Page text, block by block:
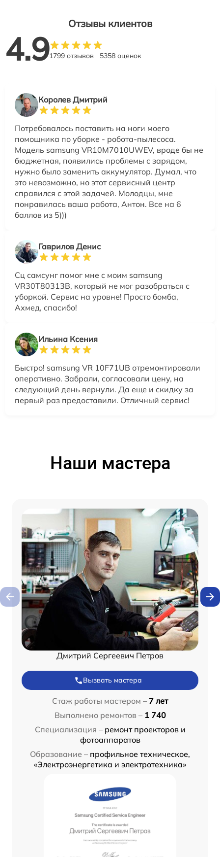
Отзывы клиентов
4.91799 отзывов 5358 оценок
Королев Дмитрий
Потребовалось поставить на ноги моего
помощника по уборке - робота-пылесоса.
Модель samsung VR10M7010UWEV, вроде бы не
бюджетная, появились проблемы с зарядом,
нужно было заменить аккумулятор. Думал, что
это невозможно, но этот сервисный центр
справился с этой задачей. Молодцы, мне
понравилась ваша работа, Антон. Все на 6
баллов из 5)))
Гаврилов Денис
Сц самсунг помог мне с моим samsung
VR30T80313B, который не мог разобраться с
уборкой. Сервис на уровне! Просто бомба,
Ахмед, спасибо!
Ильина Ксения
Быстро! samsung VR 10F71UB отремонтировали
оперативно. Забрали, согласовали цену, на
следующий день вернули. Да еще и скидку за
первый раз предоставили. Отличный сервис!
Наши мастера
Дмитрий Сергеевич Петров
Вызвать мастера
Стаж работы мастером – 7 лет
Выполнено ремонтов – 1 740
Специализация – ремонт проекторов и
фотоаппаратов
Образование – профильное техническое,
«Электроэнергетика и электротехника»